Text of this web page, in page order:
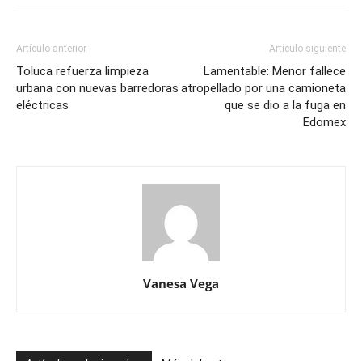
Artículo anterior
Toluca refuerza limpieza
urbana con nuevas barredoras
eléctricas
Artículo siguiente
Lamentable: Menor fallece
atropellado por una camioneta
que se dio a la fuga en
Edomex
Vanesa Vega